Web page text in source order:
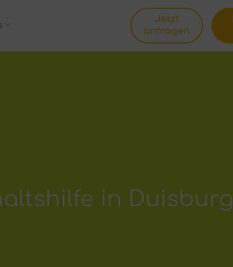
Jetzt
anfragen
in Duisburg